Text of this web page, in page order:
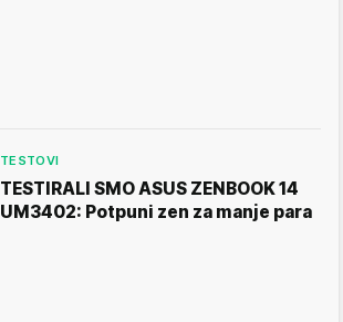
TESTOVI
TESTIRALI SMO ASUS ZENBOOK 14
UM3402: Potpuni zen za manje para